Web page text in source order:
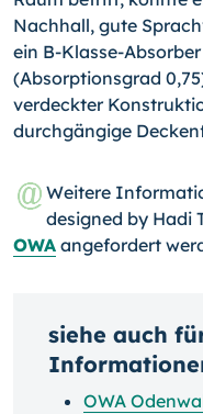
Nachhall, gute
ein B-Klasse-
(Absorptionsgrad
verdeckter
durchgängige
Weitere
designed by Hadi
OWA angefordert
siehe auch
OWA